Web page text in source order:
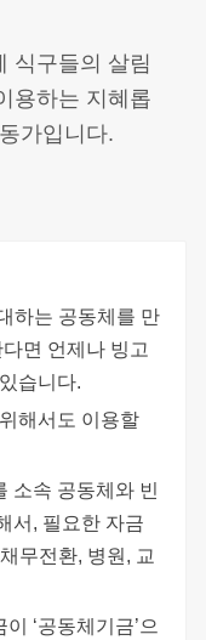
식구들의 살림
용하는 지혜롭
가입니다.
하는 공동체를 만
면 언제나 빙고
습니다.
해서도 이용할
소속 공동체와 빈
서, 필요한 자금
무전환, 병원, 교
‘공동체기금’으